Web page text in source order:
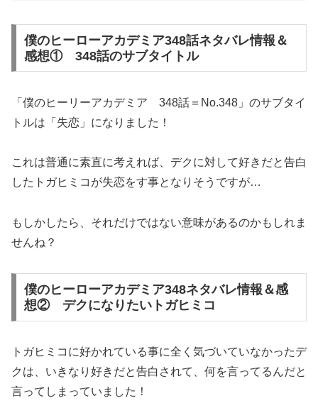
僕のヒーローアカデミア348話ネタバレ情報＆
感想① 348話のサブタイトル
「僕のヒーリーアカデミア 348話＝No.348」のサブタイ
トルは「失恋」になりました！
これは普通に素直に考えれば、デクに対して好きだと告白
したトガヒミコが失恋をす事となりそうですが…
もしかしたら、それだけではない意味があるのかもしれま
せんね？
僕のヒーローアカデミア348ネタバレ情報＆感
想② デクになりたいトガヒミコ
トガヒミコに好かれている事に全く気づいていなかったデ
クは、いきなり好きだと告白されて、何を言ってるんだと
言ってしまっていました！